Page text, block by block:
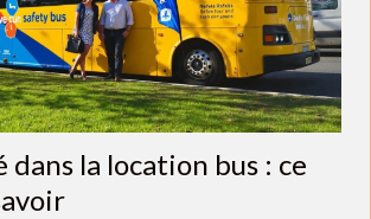
dans la location bus : ce